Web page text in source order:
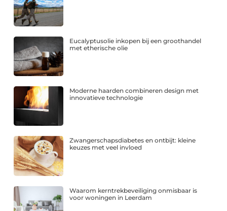
Eucalyptusolie inkopen bij een groothandel
met etherische olie
Moderne haarden combineren design met
innovatieve technologie
Zwangerschapsdiabetes en ontbijt: kleine
keuzes met veel invloed
Waarom kerntrekbeveiliging onmisbaar is
voor woningen in Leerdam